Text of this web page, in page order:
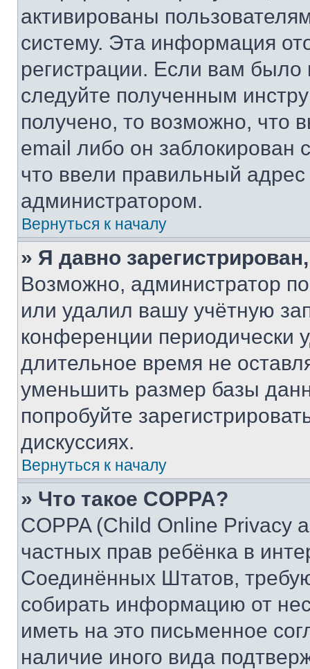
активированы
систему. Эта информация
регистрации. Если вам
следуйте полученным
получено, то возможно, что
email либо он
что ввели правильный адрес
администратором.
Вернуться к началу
» Я давно
Возможно, администратор
или удалил вашу учётную
конференции периодически
длительное время не
уменьшить размер базы
попробуйте
дискуссиях.
Вернуться к началу
» Что такое COPPA?
COPPA (Child Online Privacy
частных прав ребёнка в
Соединённых Штатов,
собирать информацию от
иметь на это письменное
наличие иного вида